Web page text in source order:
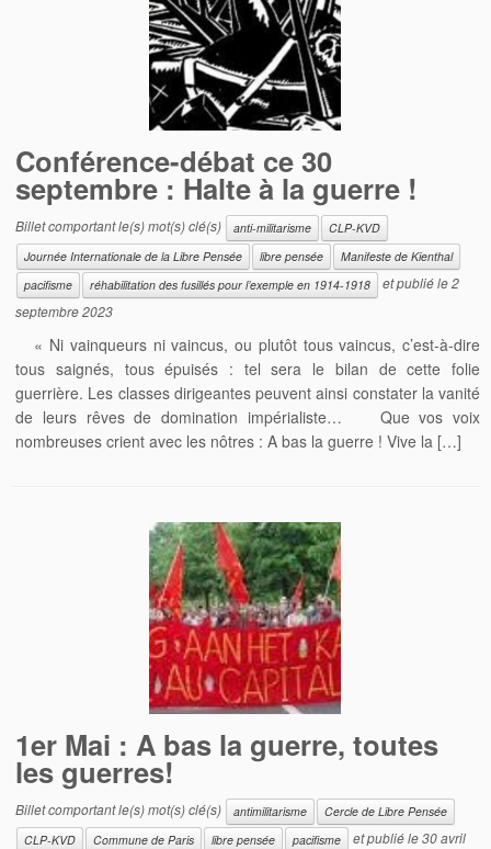
Conférence-débat ce 30
septembre : Halte à la guerre !
Billet comportant le(s) mot(s) clé(s) anti-militarisme
CLP-KVD
Journée Internationale de la Libre Pensée
libre pensée
Manifeste de Kienthal
pacifisme
réhabilitation des fusillés pour l’exemple en 1914-1918 et publié le2
septembre 2023
« Ni vainqueurs ni vaincus, ou plutôt tous vaincus, c’est-à-dire
tous saignés, tous épuisés : tel sera le bilan de cette folie
guerrière. Les classes dirigeantes peuvent ainsi constater la vanité
de leurs rêves de domination impérialiste… Que vos voix
nombreuses crient avec les nôtres : A bas la guerre ! Vive la […]
1er Mai : A bas la guerre, toutes
les guerres!
Billet comportant le(s) mot(s) clé(s) antimilitarisme
Cercle de Libre Pensée
CLP-KVD
Commune de Paris libre pensée pacifisme et publié le30 avril